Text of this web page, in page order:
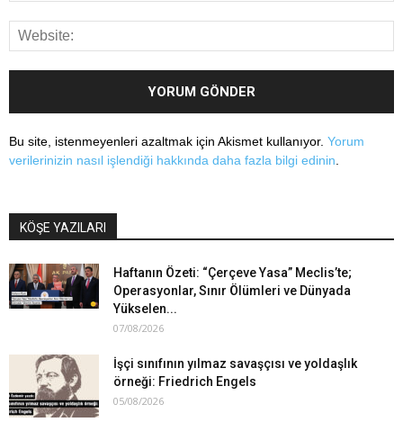
Bu site, istenmeyenleri azaltmak için Akismet kullanıyor. Yorum
verilerinizin nasıl işlendiği hakkında daha fazla bilgi edinin
KÖŞE YAZILARI
Haftanın Özeti: “Çerçeve Yasa” Meclis’te;
Operasyonlar, Sınır Ölümleri ve Dünyada
Yükselen...
07/08/2026
İşçi sınıfının yılmaz savaşçısı ve yoldaşlık
örneği: Friedrich Engels
05/08/2026